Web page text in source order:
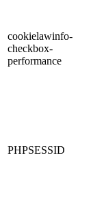
cookielawinfo-
checkbox-
performance
PHPSESSID